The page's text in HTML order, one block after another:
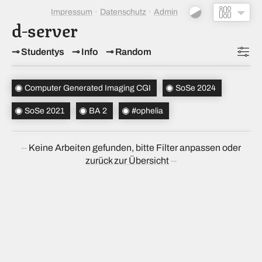
d-server
Studentys Info Random
Impressum Datenschutz Admin
Topics(1)
Studiensemester(2)
Bachelorsemester(1)
Sortierung(↝ zufällig)
Computer Generated Imaging CGI SoSe 2024
SoSe 2021 BA 2 #ophelia
Keine Arbeiten gefunden, bitte Filter anpassen oder
zurück zur Übersicht